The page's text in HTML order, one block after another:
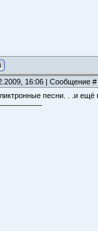
16:06 | Сообщение #
песни. . .и ещё